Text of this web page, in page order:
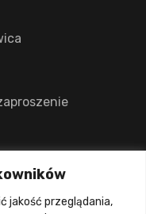
jakość przeglądania,